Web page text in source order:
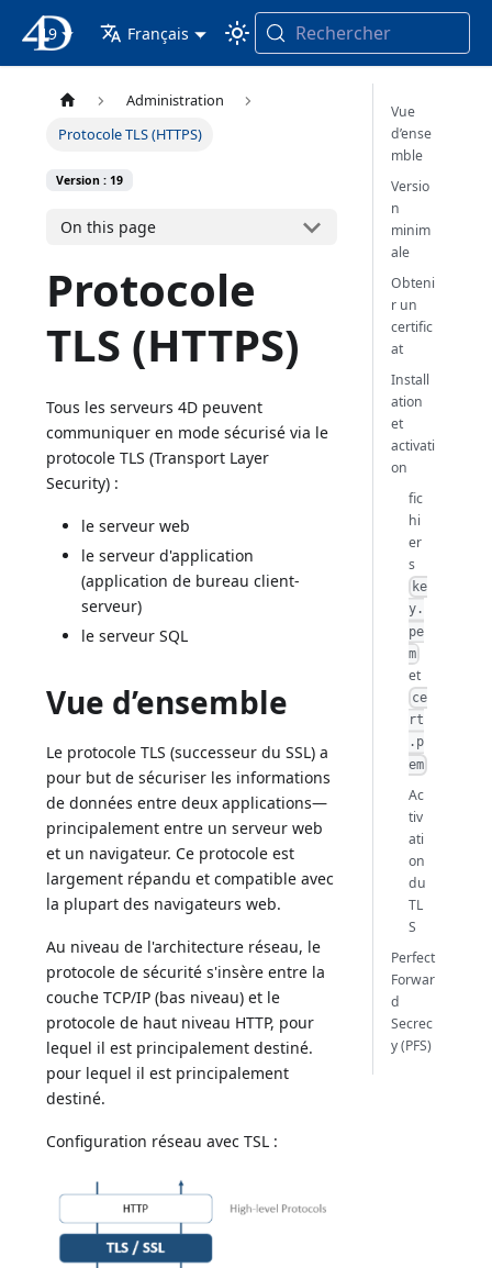
4D Documentation
19 Français Rechercher
Administration
Protocole TLS (HTTPS)
Version : 19
On this page
Protocole
TLS (HTTPS)
Tous les serveurs 4D peuvent
communiquer en mode sécurisé via le
protocole TLS (Transport Layer
Security) :
le serveur web
le serveur d'application
(application de bureau client-
serveur)
le serveur SQL
Vue d’ensemble
Le protocole TLS (successeur du SSL) a
pour but de sécuriser les informations
de données entre deux applications—
principalement entre un serveur web
et un navigateur. Ce protocole est
largement répandu et compatible avec
la plupart des navigateurs web.
Au niveau de l'architecture réseau, le
protocole de sécurité s'insère entre la
couche TCP/IP (bas niveau) et le
protocole de haut niveau HTTP, pour
lequel il est principalement destiné.
pour lequel il est principalement
destiné.
Configuration réseau avec TSL :
Vue
d’ense
mble
Versio
n
minim
ale
Obteni
r un
certific
at
Install
ation
et
activati
on
fic
hi
er
s
ke
y.
pe
m
et
ce
rt
.p
em
Ac
tiv
ati
on
du
TL
S
Perfect
Forwar
d
Secrec
y (PFS)